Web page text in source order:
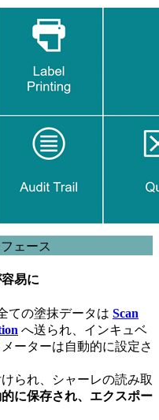
ェース
易に
ての塗抹データは Scan
へ送られ、インキュベ
ーターは自動的に設定さ
られ、シャーレの読み取
に保存され、エクスポー